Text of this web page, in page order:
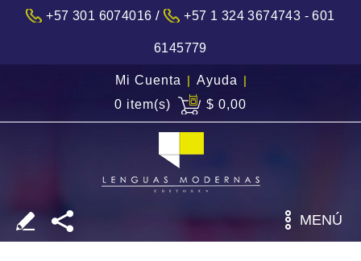
+57 301 6074016 / +57 1 324 3674743 - 601
6145779
Mi Cuenta | Ayuda |
0 item(s)
$ 0,00
MENÚ